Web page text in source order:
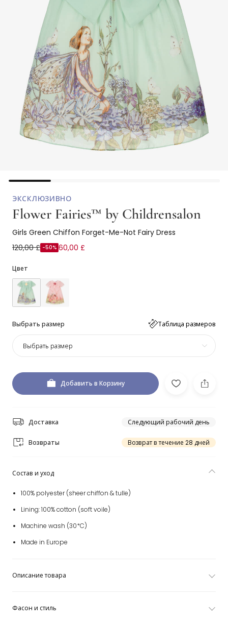
ЭКСКЛЮЗИВНО
Flower Fairies™ by Childrensalon
Girls Green Chiffon Forget-Me-Not Fairy Dress
120,00 £ -50% 60,00 £
Цвет
Выбрать размер Таблица размеров
Выбрать размер
Добавить в Корзину
Доставка Следующий рабочий день
Возвраты Возврат в течение 28 дней
Состав и уход
100% polyester (sheer chiffon & tulle)
Lining: 100% cotton (soft voile)
Machine wash (30*C)
Made in Europe
Описание товара
Фасон и стиль